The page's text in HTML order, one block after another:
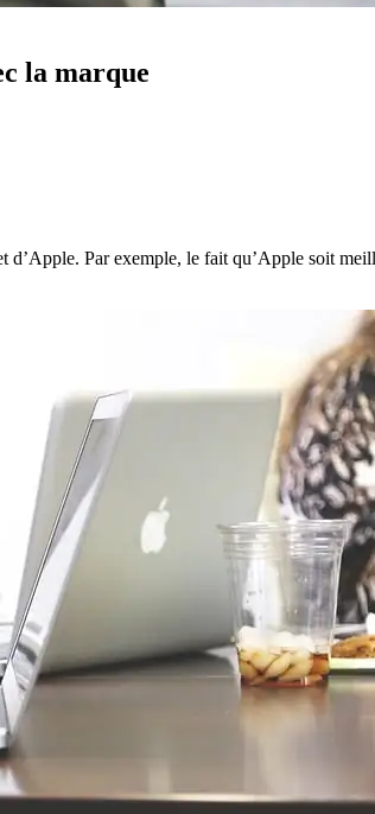
la marque
Par exemple, le fait qu’Apple soit